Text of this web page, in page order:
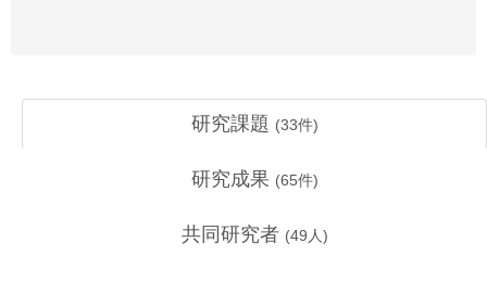
研究課題 (33件)
研究成果 (65件)
共同研究者 (49 人)